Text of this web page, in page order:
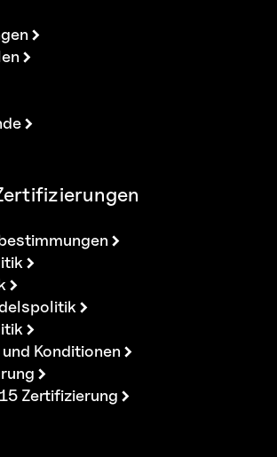
Konditionen
Zertifizierung